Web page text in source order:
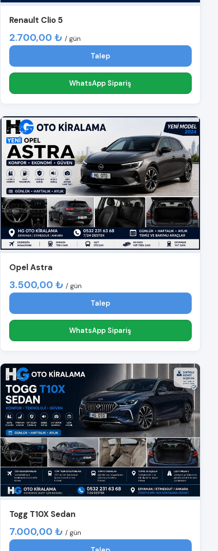
Renault Clio 5
2.700,00 ₺ / gün
Talep
WhatsApp Sipariş
Opel Astra
3.500,00 ₺ / gün
Talep
WhatsApp Sipariş
Togg T10X Sedan
7.000,00 ₺ / gün